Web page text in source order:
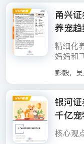
落后产
点关注
遍亏损
损空间
资金优
终将在
牧、正
为21%
增加，
税上行
后副产
本价格
时因全
求也将
齐升，
现。相
司，我
吨，占
全球兽
大生物
头垄断
弈的背
逻辑。
场对金
本土并
国市场
素产品
营收高
宠物食
续跟踪
场持续
续催化
二八法
势会向
前美国
并将大
于转口
▌运动
运动鞋
美贸易
多内需
识与运
运动鞋
程，看
“瑞喵
品。
如果觉
圈，支
品收入
38%，
成本上
提升影
低迷的
000万
业务实
0%。公
助客户
位。同
产工厂
及中国
公司通
GMP认
深耕宠
第一品
普生物
三大核
平台覆
医院）
中瑞华
进一步
终端的
盈利预
态PE20
风险提
预期、
宠物供
品营收
物生物
禽用生
9%、
公司整
8%。
扩大研
4年公
亿元，
接持有
伸到口
开展科
完善宠
线。
占营收
实现营
舒”猫
收入
战略调
维持“
回升，
要利润
甬兴
养宠
企业
精细化
妈妈和
随着宠
越重视
动宠物
宠物保
抖音宠
方
相关公
1）中
EAL真
猫通用
彭毅，
银河
千亿
0401
核心观